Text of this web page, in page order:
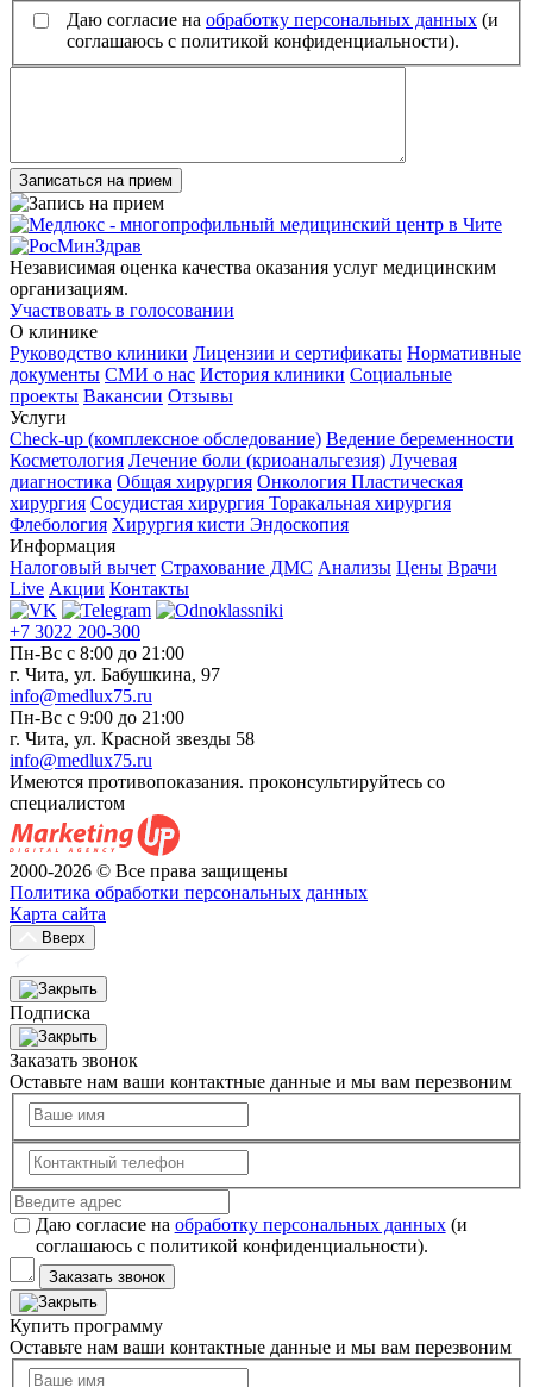
Даю согласие на обработку персональных данных (и
соглашаюсь с политикой конфиденциальности).
Записаться на прием
Независимая оценка качества оказания услуг медицинским
организациям.
Участвовать в голосовании
О клинике
Руководство клиники Лицензии и сертификаты Нормативные
документы СМИ о нас История клиники Социальные
проекты Вакансии Отзывы
Услуги
Check-up (комплексное обследование) Ведение беременности
Косметология Лечение боли (криоанальгезия) Лучевая
диагностика Общая хирургия Онкология Пластическая
хирургия Сосудистая хирургия Торакальная хирургия
Флебология Хирургия кисти Эндоскопия
Информация
Налоговый вычет Страхование ДМС Анализы Цены Врачи
Live Акции Контакты
+7 3022 200-300
Пн-Вс с 8:00 до 21:00
г. Чита, ул. Бабушкина, 97
info@medlux75.ru
Пн-Вс с 9:00 до 21:00
г. Чита, ул. Красной звезды 58
info@medlux75.ru
Имеются противопоказания. проконсультируйтесь со
специалистом
2000-2026 © Все права защищены
Политика обработки персональных данных
Карта сайта
Вверх
Подписка
Заказать звонок
Оставьте нам ваши контактные данные и мы вам перезвоним
Даю согласие на обработку персональных данных(и
соглашаюсь с политикой конфиденциальности).
Заказать звонок
Купить программу
Оставьте нам ваши контактные данные и мы вам перезвоним